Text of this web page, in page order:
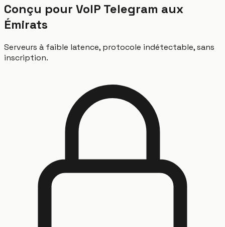
Conçu pour VoIP Telegram aux
Émirats
Serveurs à faible latence, protocole indétectable, sans
inscription.